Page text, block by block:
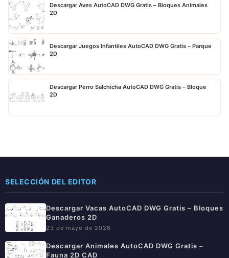
Descargar Aves AutoCAD DWG Gratis – Bloques Animales
2D
Descargar Juegos Infantiles AutoCAD DWG Gratis – Parque
2D
Descargar Perro Salchicha AutoCAD DWG Gratis – Bloque
2D
SELECCIÓN DEL EDITOR
Descargar Vacas AutoCAD DWG Gratis – Bloques
Ganaderos 2D
23 de mayo de 2026
Descargar Animales AutoCAD DWG Gratis –
Fauna 2D CAD